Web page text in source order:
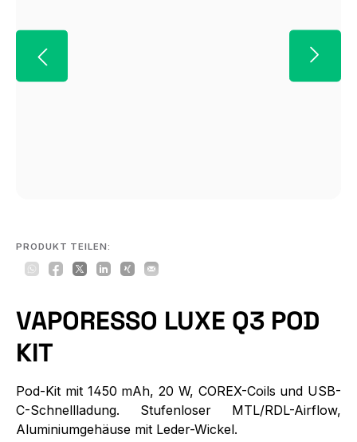
PRODUKT TEILEN:
VAPORESSO LUXE Q3 POD
KIT
Pod-Kit mit 1450 mAh, 20 W, COREX-Coils und USB-
C-Schnellladung. Stufenloser MTL/RDL-Airflow,
Aluminiumgehäuse mit Leder-Wickel.